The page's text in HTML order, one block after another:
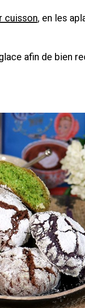
cuisson, en les
afin de bien